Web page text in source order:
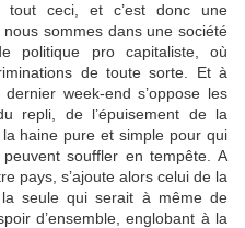
tout ceci, et c’est donc une
sommes dans une société
politique pro capitaliste, où
de toute sorte. Et à
week-end s’oppose les
repli, de l’épuisement de la
haine pure et simple pour qui
souffler en tempête. A
pays, s’ajoute alors celui de la
seule qui serait à même de
d’ensemble, englobant à la